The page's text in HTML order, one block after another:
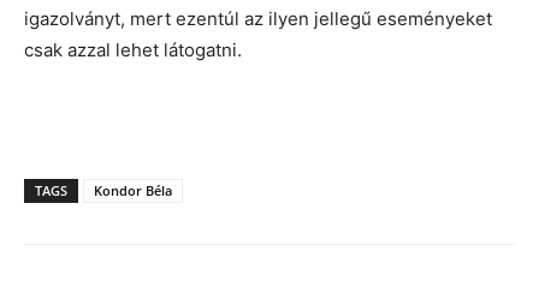
igazolványt, mert ezentúl az ilyen jellegű eseményeket
csak azzal lehet látogatni.
TAGS Kondor Béla